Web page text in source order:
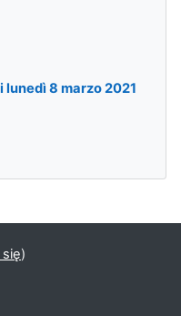
lunedì 8 marzo 2021
)